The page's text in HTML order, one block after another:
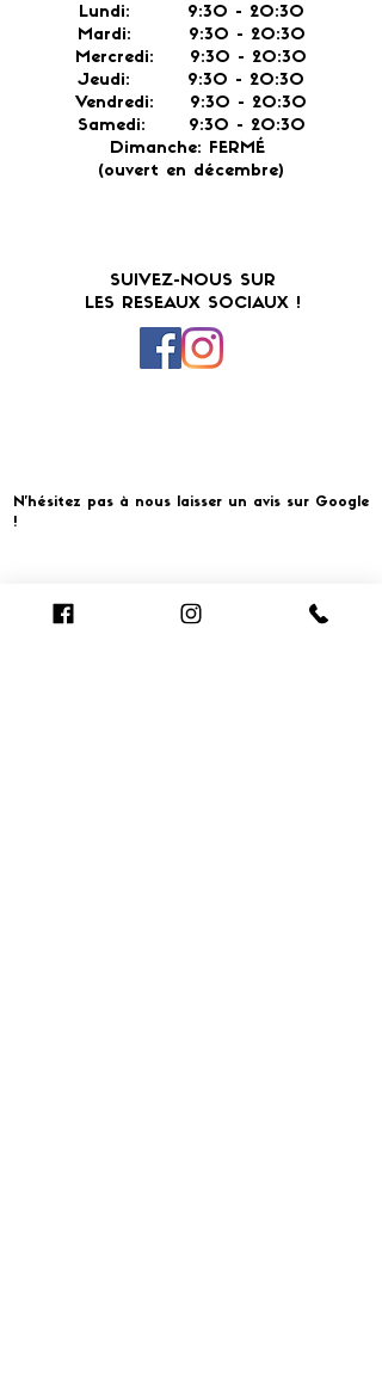
Lundi: 9:30 - 20:30
Mardi: 9:30 - 20:30
Mercredi: 9:30 - 20:30
Jeudi: 9:30 - 20:30
Vendredi: 9:30 - 20:30
Samedi: 9:30 - 20:30
Dimanche: FERMÉ
(ouvert en décembre)
SUIVEZ-NOUS SUR
LES RESEAUX SOCIAUX !
N'hésitez pas à nous laisser un avis sur Google
!
Cliquer pour laisser un avis